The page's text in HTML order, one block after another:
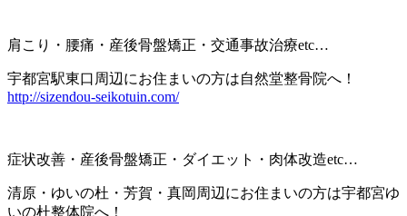
肩こり・腰痛・産後骨盤矯正・交通事故治療etc…
宇都宮駅東口周辺にお住まいの方は自然堂整骨院へ！
http://sizendou-seikotuin.com/
症状改善・産後骨盤矯正・ダイエット・肉体改造etc…
清原・ゆいの杜・芳賀・真岡周辺にお住まいの方は宇都宮ゆ
いの杜整体院へ！